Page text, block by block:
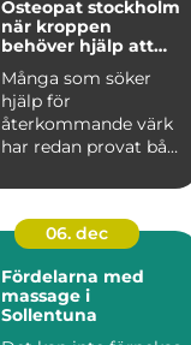
Osteopat stockholm
när kroppen
behöver hjälp att
Många som söker
hjälp för
återkommande värk
har redan provat både
smärtstillande och
olika ...
06. dec
Fördelarna med
massage i
Sollentuna